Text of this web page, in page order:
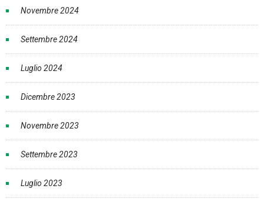
Novembre 2024
Settembre 2024
Luglio 2024
Dicembre 2023
Novembre 2023
Settembre 2023
Luglio 2023